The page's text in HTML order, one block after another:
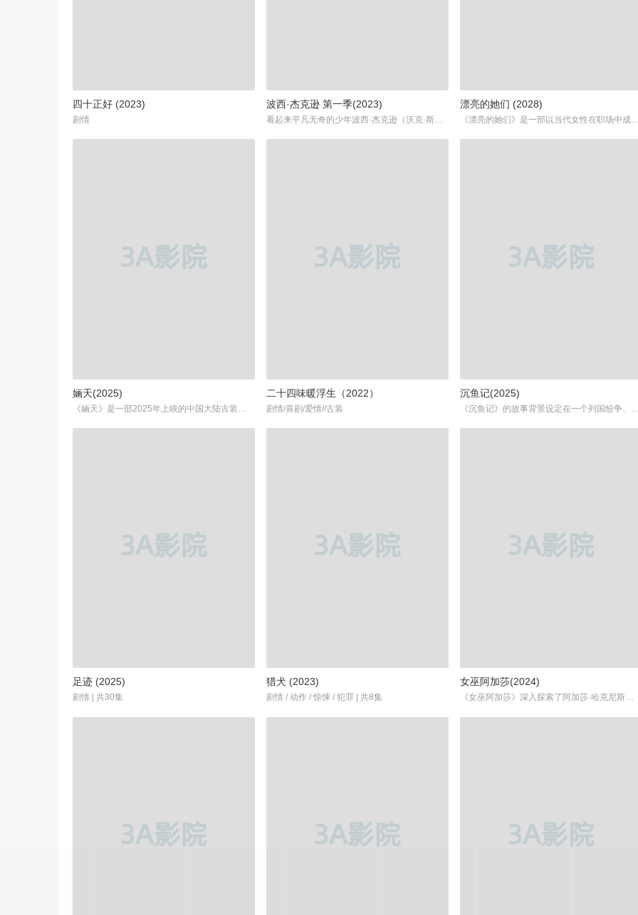
四十正好 (2023)
剧情
波西·杰克逊 第一季(2023)
看起来平凡无奇的少年波西·杰克逊（沃克·斯科贝尔 Walker Scobell 饰），经常能看到长着翅膀长相怪异的神秘生物，可是当他将这一切告诉身边人的时候，却总遭到旁人的嘲笑。直到某天外出研学，变成怪物的老师向他发起了袭击，随后他更因为莫须有的时间被学校赶了出去。未过多久，波西从母亲口中得知，他原来居然是母亲和天神珀尔修斯的混血孩子。在此之后，他被一直守护者自己的羊男带着前往圣地，而那里聚集着全是天神和人类所剩下的半人类。在此之后，少年波西的奇妙冒险便就此展开……...
漂亮的她们 (2028)
《漂亮的她们》是一部以当代女性在职场中成长、奋斗与蜕变为主题的精彩剧情剧，由江泽宏担任编剧，佟梦实和卜冠今等实力派演员联袂出演。这部剧通过细腻的情感描绘和真实的社会背景，展现了现代女性面对职场挑战、家庭责任以及自我价值实现的多重困境与奋斗故事。全剧共计40集，每集45分钟，以深刻的视角和丰富的人物塑造，打动了广大观众的心。...
婳天(2025) 二十四味暖浮生（2022）
剧情/喜剧/爱情//古装
沉鱼记(2025)
足迹 (2025)
剧情 | 共30集
猎犬 (2023)
剧情 / 动作 / 惊悚 / 犯罪 | 共8集
女巫阿加莎(2024)
《女巫阿加莎》深入探索了阿加莎·哈克尼斯的背景和故事，她是在《旺达与幻视》中首次亮相的角色，由凯瑟琳·哈恩（Kathryn Hahn）扮演。在这部衍生剧中，阿加莎在一场魔法事故中失去了大部分的魔力，为了重获力量和地位，她必须踏上一段充满未知和危险的旅程，探索自己的过去，同时也揭露隐藏在她身世中的秘密。...